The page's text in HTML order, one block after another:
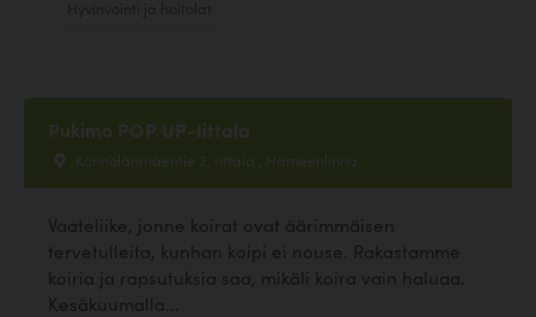
Pukimo POP UP-Iittala
Könnölänmäentie 2, Iittala , Hämeenlinna
Vaateliike, jonne koirat ovat äärimmäisen
tervetulleita, kunhan koipi ei nouse. Rakastamme
koiria ja rapsutuksia saa, mikäli koira vain haluaa.
Kesäkuumalla...